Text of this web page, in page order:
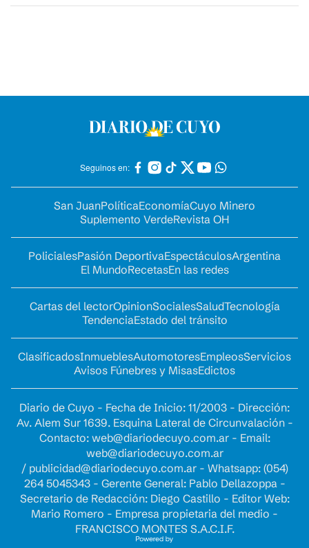
Seguinos en:
San JuanPolíticaEconomíaCuyo Minero
Suplemento VerdeRevista OH
PolicialesPasión DeportivaEspectáculosArgentina
El MundoRecetasEn las redes
Cartas del lectorOpinionSocialesSaludTecnología
TendenciaEstado del tránsito
ClasificadosInmueblesAutomotoresEmpleosServicios
Avisos Fúnebres y MisasEdictos
Diario de Cuyo - Fecha de Inicio: 11/2003 - Dirección:
Av. Alem Sur 1639. Esquina Lateral de Circunvalación -
Contacto: web@diariodecuyo.com.ar- Email:
web@diariodecuyo.com.ar
/ publicidad@diariodecuyo.com.ar- Whatsapp: (054)
264 5045343 - Gerente General: Pablo Dellazoppa -
Secretario de Redacción: Diego Castillo - Editor Web:
Mario Romero - Empresa propietaria del medio -
FRANCISCO MONTES S.A.C.I.F.